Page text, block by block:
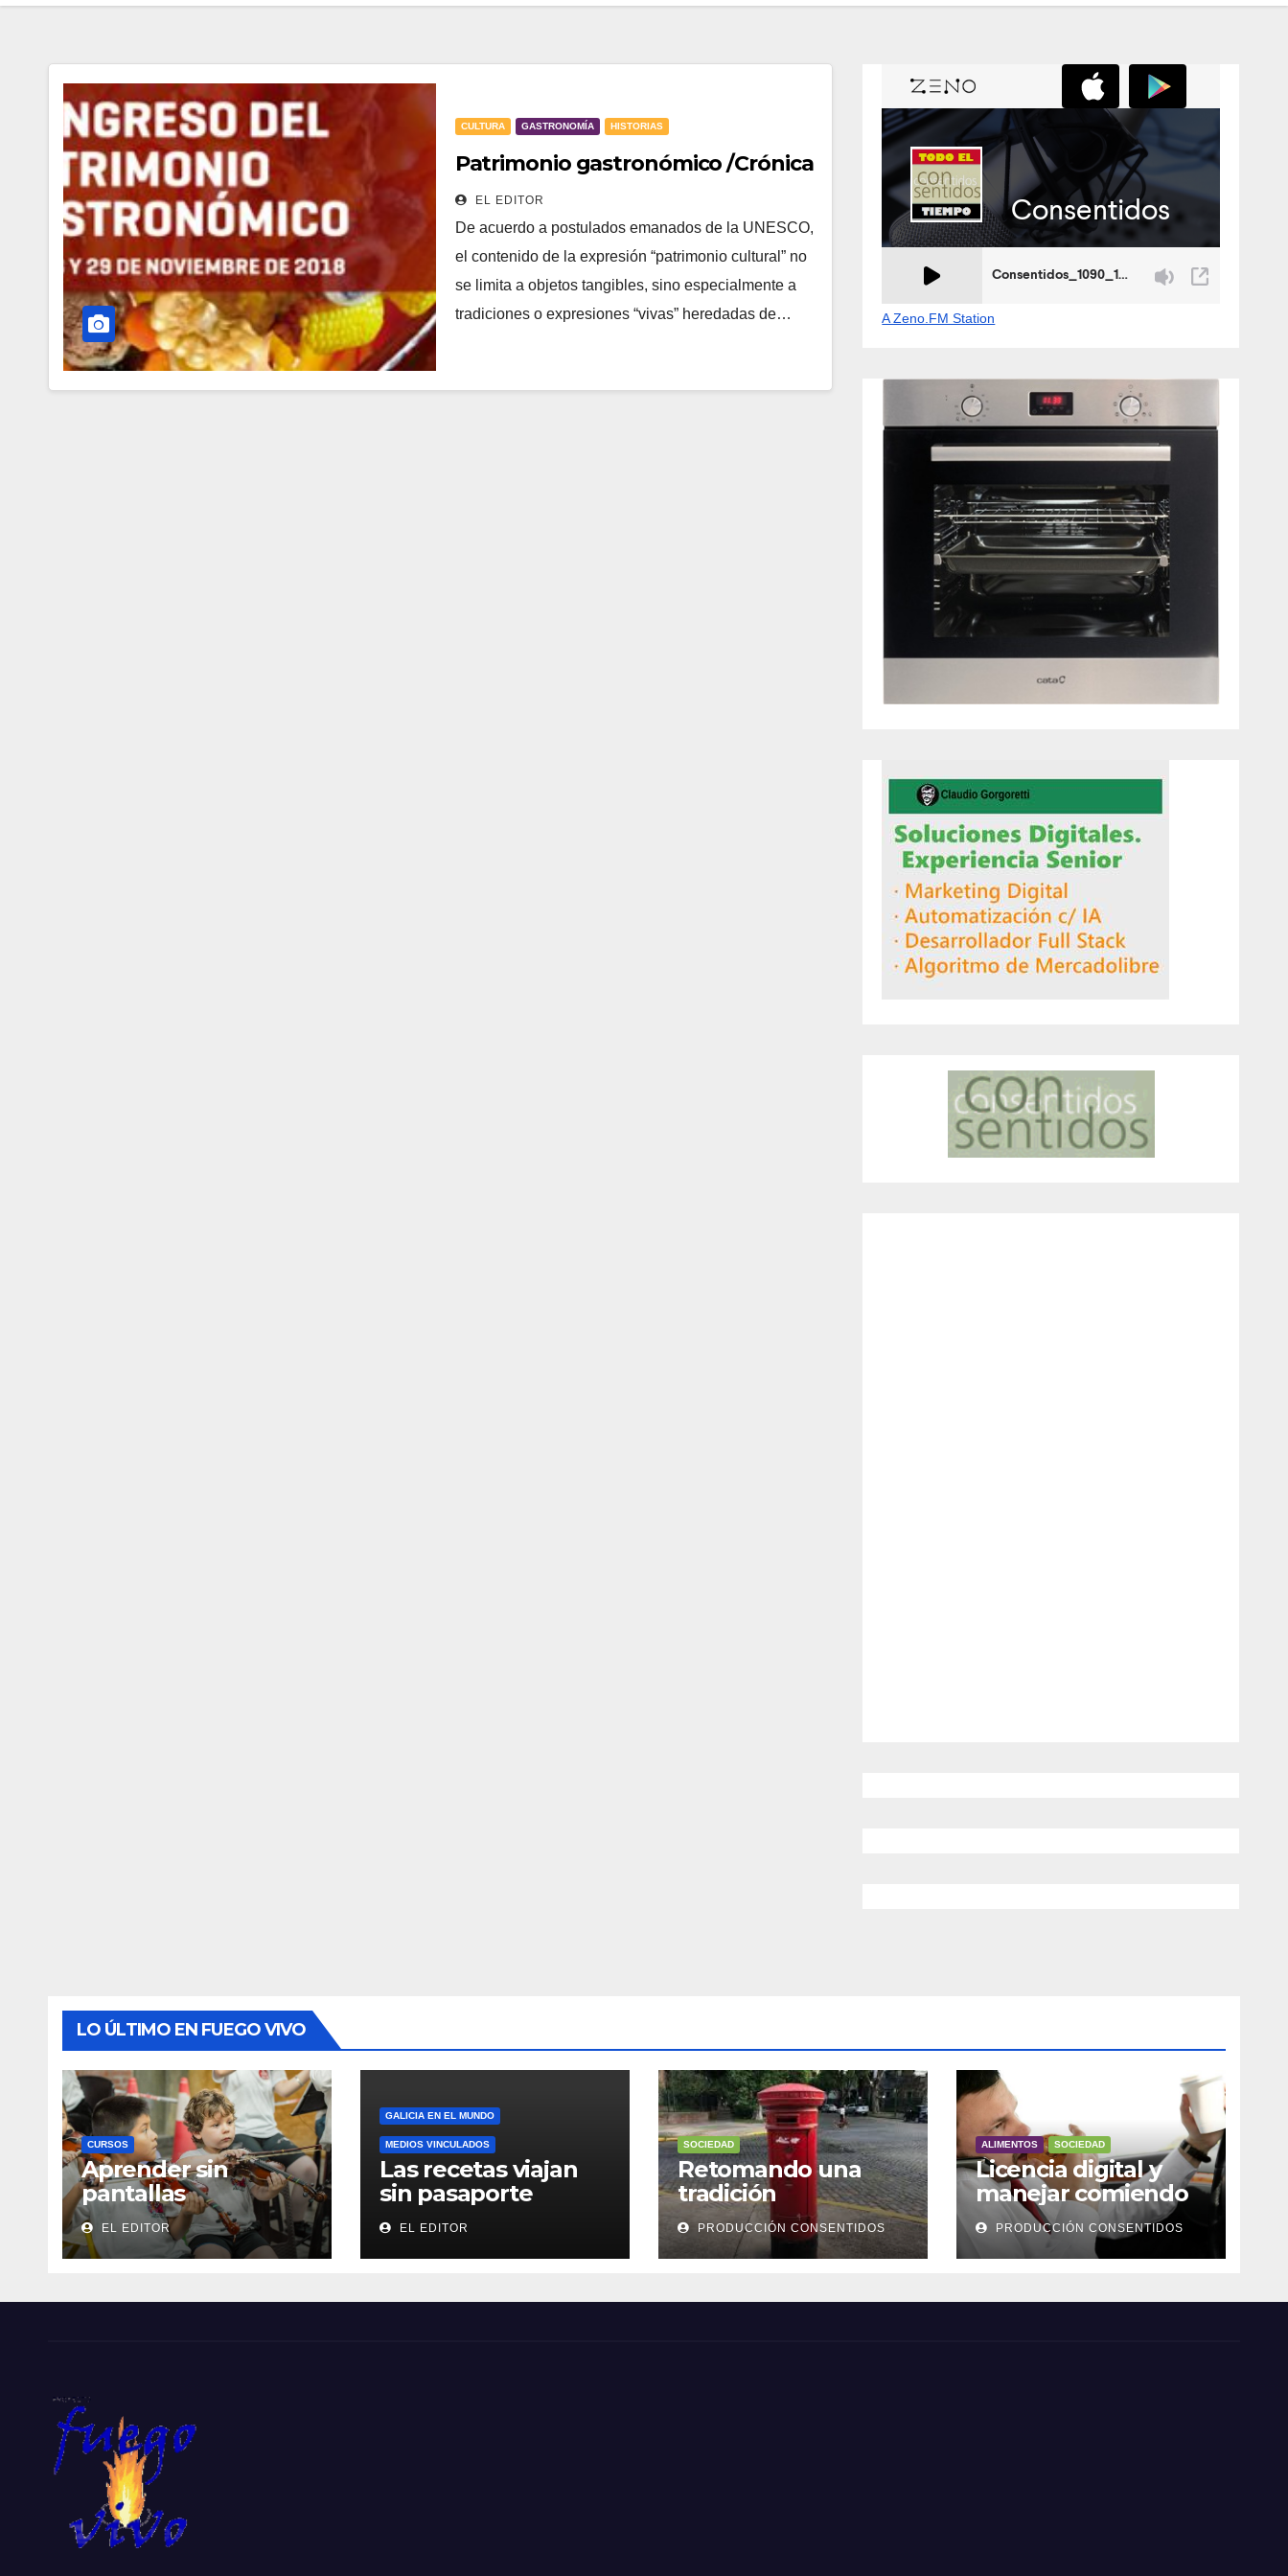
CULTURA GASTRONOMÍA HISTORIAS
Patrimonio gastronómico /Crónica
EL EDITOR
De acuerdo a postulados emanados de la UNESCO,
el contenido de la expresión “patrimonio cultural” no
se limita a objetos tangibles, sino especialmente a
tradiciones o expresiones “vivas” heredadas de…
A Zeno.FM Station
LO ÚLTIMO EN FUEGO VIVO
CURSOS
Aprender sin
pantallas
EL EDITOR
GALICIA EN EL MUNDO
MEDIOS VINCULADOS
Las recetas viajan
sin pasaporte
EL EDITOR
SOCIEDAD
Retomando una
tradición
PRODUCCIÓN CONSENTIDOS
ALIMENTOS SOCIEDAD
Licencia digital y
manejar comiendo
PRODUCCIÓN CONSENTIDOS